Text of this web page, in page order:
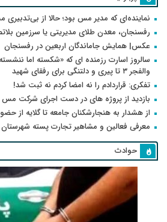
نماینده‌ای که مدیر مس بود؛ حالا از
رفسنجان، معدن طلای مدیریتی یا سرزمین
عکس| همایش جاماندگان اربعین در رفسنجان
سالروز اسارت رزمنده ای که «شکسته اما
والفجر ۳ تا پیری و دلتنگی برای رفقای شهید
تفکری: قراردادم را نه امضا کردم نه ثبت شد!
بازدید از پروژه های در دست اجرای شرکت
از هشدار به هنجارشکنان جامعه تا گلایه از
معرفی فعالین و مشاهیر تجارت پسته
حوادث